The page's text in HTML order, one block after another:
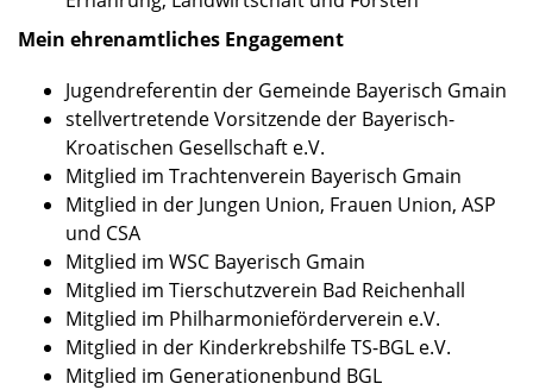
Mein ehrenamtliches Engagement
Jugendreferentin der Gemeinde Bayerisch Gmain
stellvertretende Vorsitzende der Bayerisch-
Kroatischen Gesellschaft e.V.
Mitglied im Trachtenverein Bayerisch Gmain
Mitglied in der Jungen Union, Frauen Union, ASP
und CSA
Mitglied im WSC Bayerisch Gmain
Mitglied im Tierschutzverein Bad Reichenhall
Mitglied im Philharmonieförderverein e.V.
Mitglied in der Kinderkrebshilfe TS-BGL e.V.
Mitglied im Generationenbund BGL